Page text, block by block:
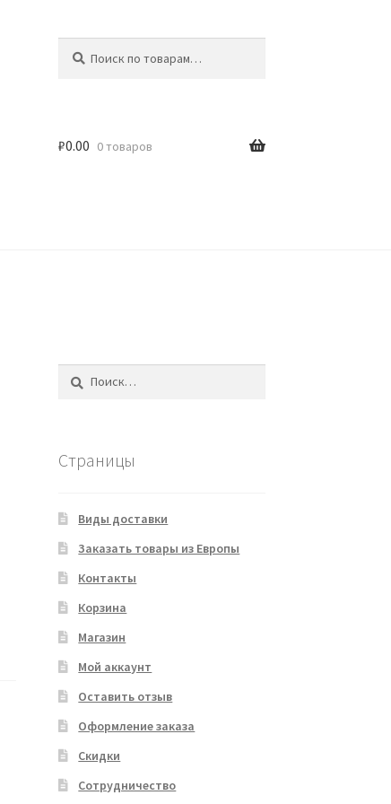
₽0.00 0 товаров
Страницы
Виды доставки
Заказать товары из Европы
Контакты
Корзина
Магазин
Мой аккаунт
Оставить отзыв
Оформление заказа
Скидки
Сотрудничество